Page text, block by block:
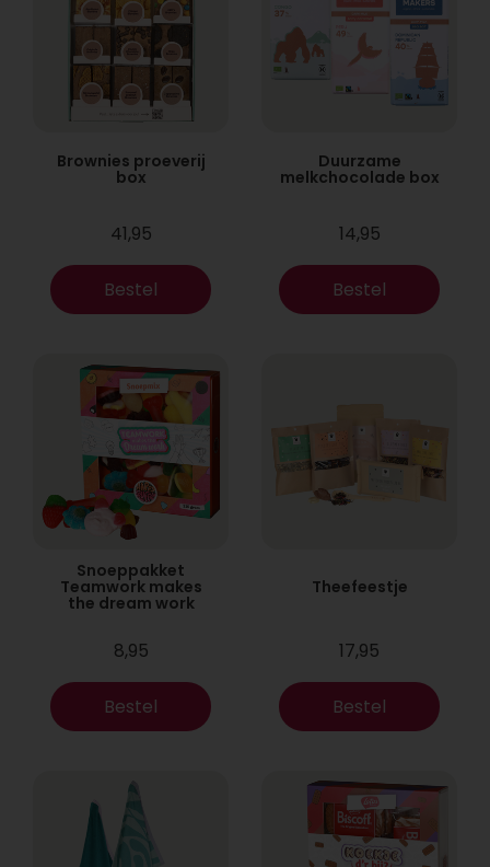
Brownies proeverij
box
41,95
Bestel
Duurzame
melkchocolade box
14,95
Bestel
Snoeppakket
Teamwork makes
the dream work
8,95
Bestel
Theefeestje
17,95
Bestel